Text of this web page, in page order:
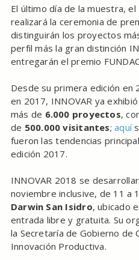
El último día de la muestra,
realizará la ceremonia de
distinguirán los proyectos
perfil más la gran distinción
entregarán el premio
Desde su primera edición en
en 2017, INNOVAR ya
más de 6.000 proyectos,
de 500.000 visitantes;aquí
fueron las tendencias
edición 2017.
INNOVAR 2018 se
noviembre inclusive, de 11 a
Darwin San Isidro, ubicado
entrada libre y gratuita. Su
la Secretaría de Gobierno de
Innovación Productiva.